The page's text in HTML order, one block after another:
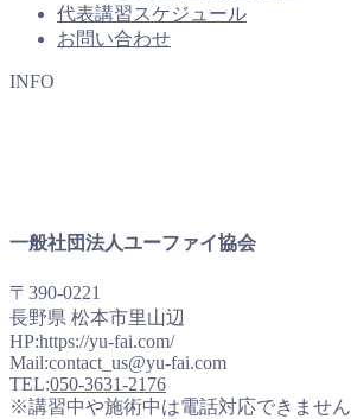
代表講習スケジュール
お問い合わせ
INFO
一般社団法人ユーファイ協会
〒390-0221
長野県 松本市里山辺
HP:https://yu-fai.com/
Mail:contact_us@yu-fai.com
TEL:050-3631-2176
※講習中や施術中は電話対応できません